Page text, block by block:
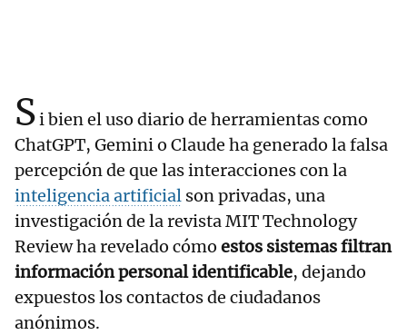
Si bien el uso diario de herramientas como
ChatGPT, Gemini o Claude ha generado la falsa
percepción de que las interacciones con la
inteligencia artificial son privadas, una
investigación de la revista MIT Technology
Review ha revelado cómo estos sistemas filtran
información personal identificable, dejando
expuestos los contactos de ciudadanos
anónimos.